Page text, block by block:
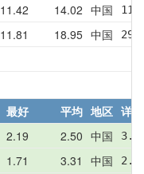
11.42 14.02 中国
11.81 18.95 中国
最好 平均 地区 详情
2.19 2.50 中国
1.71 3.31 中国